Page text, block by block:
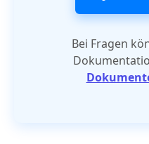
Bei Fragen